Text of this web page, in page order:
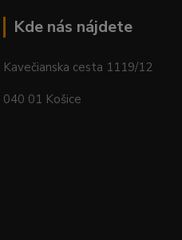
Kde nás nájdete
Kavečianska cesta 1119/12
040 01 Košice